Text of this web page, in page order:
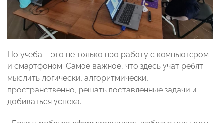
Но учеба – это не только про работу с компьютером
и смартфоном. Самое важное, что здесь учат ребят
мыслить логически, алгоритмически,
пространственно, решать поставленные задачи и
добиваться успеха.